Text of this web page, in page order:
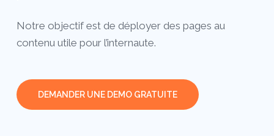
Notre objectif est de déployer des pages au
contenu utile pour l’internaute.
DEMANDER UNE DEMO GRATUITE